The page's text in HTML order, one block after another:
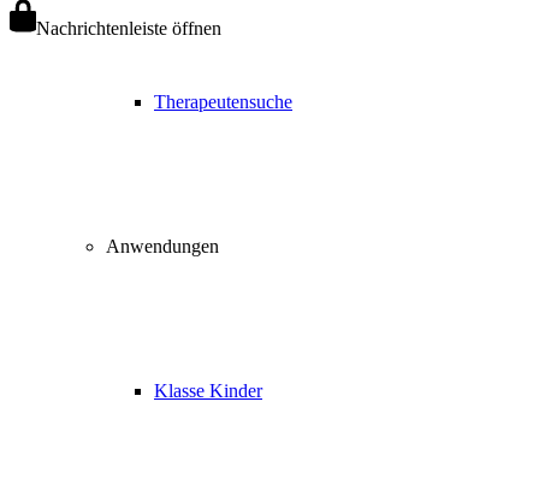
Therapeutensuche
Anwendungen
Klasse Kinder
Nachrichtenleiste öffnen